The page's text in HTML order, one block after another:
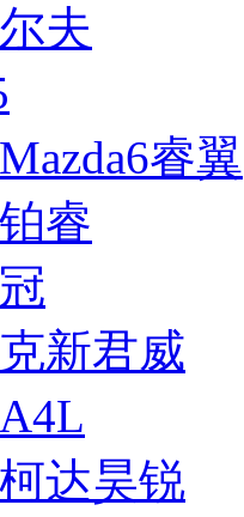
夫
睿翼
睿
新君威
达昊锐